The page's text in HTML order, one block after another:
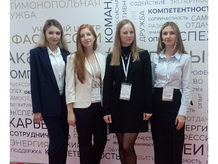
Личный прием
граждан и юр. лиц
Прямaя телефоннaя
линия
Горячая линия
Электронные
обращения
Сообщить о росте
цен на товары
Сообщить о росте
цен на лекарства и
медицинские